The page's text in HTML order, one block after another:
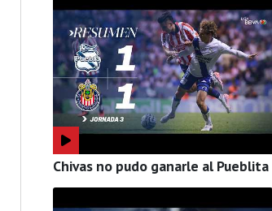
Chivas no pudo ganarle al Pueblita